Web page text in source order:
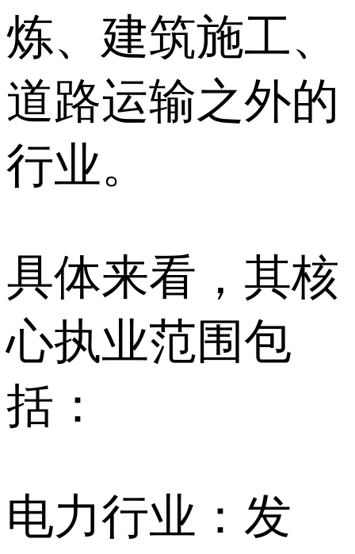
炼、建筑施工、
道路运输之外的
行业。
具体来看，其核
心执业范围包
括：
电力行业：发